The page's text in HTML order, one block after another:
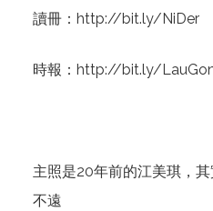
讀冊： http://bit.ly/NiDer
時報： http://bit.ly/
主照是20年前的江美琪，
不遠